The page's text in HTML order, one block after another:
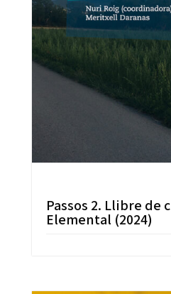
Passos 2. Llibre de
Elemental (2024)